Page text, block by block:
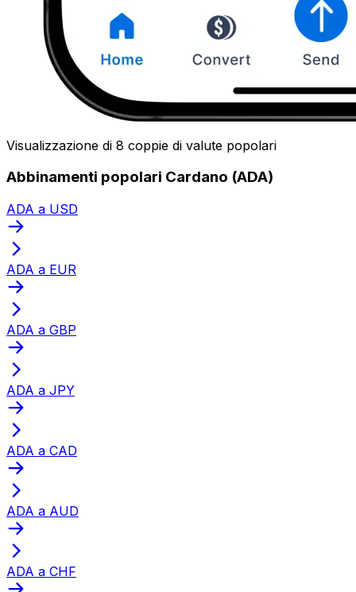
Visualizzazione di 8 coppie di valute popolari
Abbinamenti popolari Cardano (ADA)
ADA a USD
ADA a EUR
ADA a GBP
ADA a JPY
ADA a CAD
ADA a AUD
ADA a CHF